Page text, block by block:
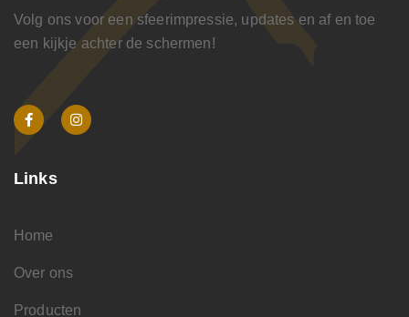
Volg ons voor een sfeerimpressie, updates en af en toe
een kijkje achter de schermen!
Links
Home
Over ons
Producten